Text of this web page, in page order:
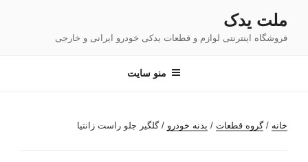
محتوا
ملت یدک
فروشگاه اینترنتی لوازم و قطعات یدکی خودرو ایرانی و خارجی
منو سایت
خانه /گروه قطعات / بدنه خودرو / گلگیر جلو راست زانتیا